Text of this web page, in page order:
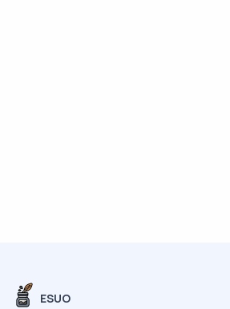
ESUO